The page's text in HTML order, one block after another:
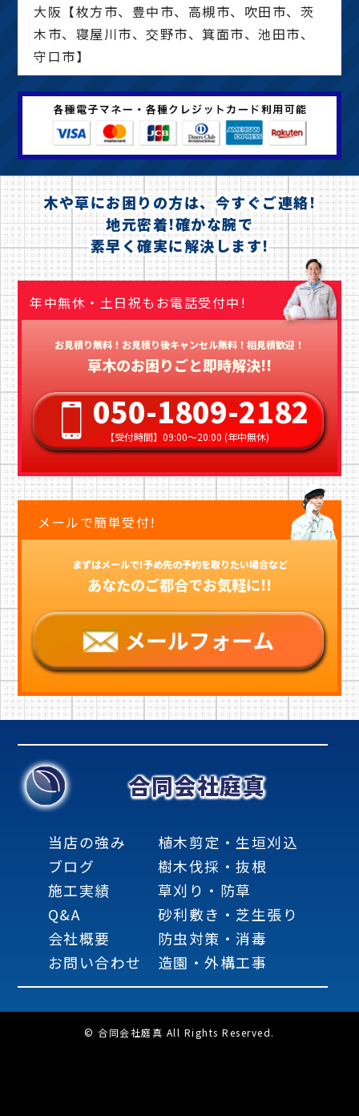
大阪【枚方市、豊中市、高槻市、吹田市、茨
木市、寝屋川市、交野市、箕面市、池田市、
守口市】
木や草にお困りの方は、今すぐご連絡!
地元密着!確かな腕で
素早く確実に解決します!
年中無休・土日祝もお電話受付中!
お見積り無料！お見積り後キャンセル無料！相見積歓迎！
草木のお困りごと即時解決!!
050-1809-2182
【受付時間】09:00〜20:00 (年中無休)
メールで簡単受付!
まずはメールで!予め先の予約を取りたい場合など
あなたのご都合でお気軽に!!
合同会社庭真
当店の強み
ブログ
施工実績
Q&A
会社概要
お問い合わせ
植木剪定・生垣刈込
樹木伐採・抜根
草刈り・防草
砂利敷き・芝生張り
防虫対策・消毒
造園・外構工事
© 合同会社庭真 All Rights Reserved.